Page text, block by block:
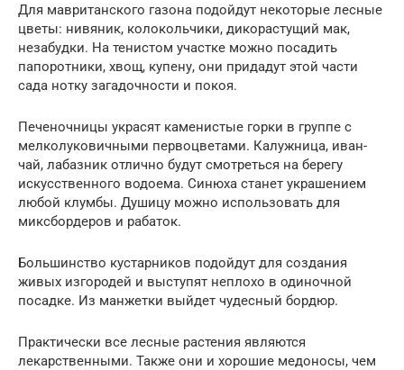
Для мавританского газона подойдут некоторые лесные
цветы: нивяник, колокольчики, дикорастущий мак,
незабудки. На тенистом участке можно посадить
папоротники, хвощ, купену, они придадут этой части
сада нотку загадочности и покоя.
Печеночницы украсят каменистые горки в группе с
мелколуковичными первоцветами. Калужница, иван-
чай, лабазник отлично будут смотреться на берегу
искусственного водоема. Синюха станет украшением
любой клумбы. Душицу можно использовать для
миксбордеров и рабаток.
Большинство кустарников подойдут для создания
живых изгородей и выступят неплохо в одиночной
посадке. Из манжетки выйдет чудесный бордюр.
Практически все лесные растения являются
лекарственными. Также они и хорошие медоносы, чем